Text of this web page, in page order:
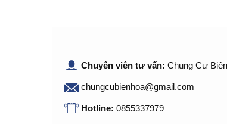
Chuyên viên tư vấn: Chung Cư
chungcubienhoa@gmail.com
Hotline: 0855337979